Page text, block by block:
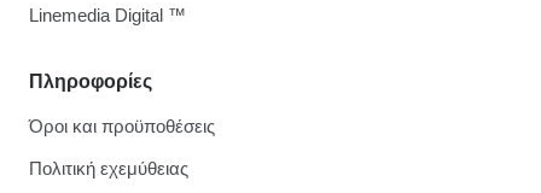
Πληροφορίες
Όροι και προϋποθέσεις
Πολιτική εχεμύθειας
Linemedia Digital ™